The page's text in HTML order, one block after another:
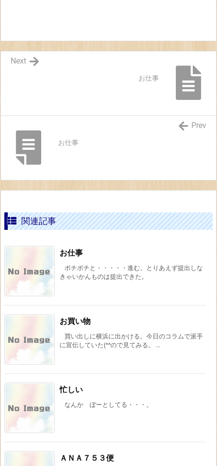
お仕事
Next
お仕事
Prev
関連記事
お仕事
ボチボチと・・・・・進む。とりあえず提出しな
きゃいかんものは提出できた。
お買い物
買い出しに横浜に出かける。今日のコラムで派手
に宣伝していた(^^ので見てみる。 ...
忙しい
なんか ぼーとしてる・・・。
ＡＮＡ７５３便